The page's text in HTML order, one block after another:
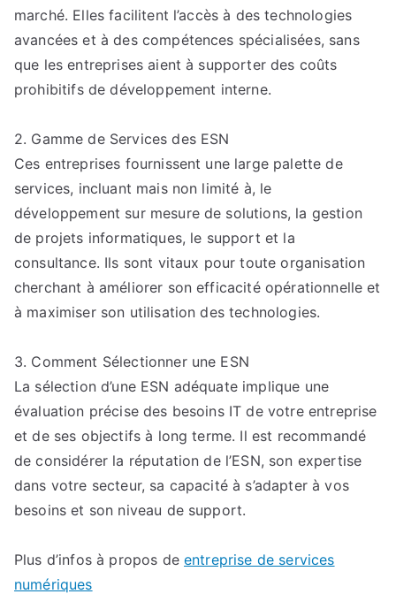
marché. Elles facilitent l’accès à des technologies
avancées et à des compétences spécialisées, sans
que les entreprises aient à supporter des coûts
prohibitifs de développement interne.
2. Gamme de Services des ESN
Ces entreprises fournissent une large palette de
services, incluant mais non limité à, le
développement sur mesure de solutions, la gestion
de projets informatiques, le support et la
consultance. Ils sont vitaux pour toute organisation
cherchant à améliorer son efficacité opérationnelle et
à maximiser son utilisation des technologies.
3. Comment Sélectionner une ESN
La sélection d’une ESN adéquate implique une
évaluation précise des besoins IT de votre entreprise
et de ses objectifs à long terme. Il est recommandé
de considérer la réputation de l’ESN, son expertise
dans votre secteur, sa capacité à s’adapter à vos
besoins et son niveau de support.
Plus d’infos à propos deentreprise de services
numériques